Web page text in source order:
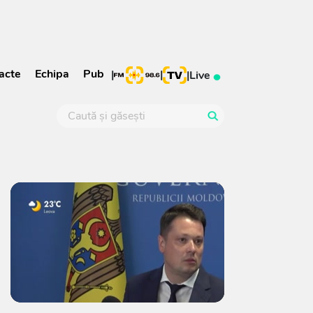
Echipa Pub | | |Live